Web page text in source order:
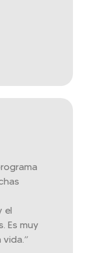
el
Es muy